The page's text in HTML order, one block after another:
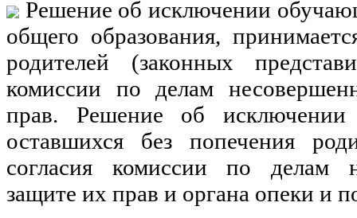
Решение об исключении
общего образования,
родителей (законных
комиссии по делам
прав. Решение об исключении
оставшихся без попечения
согласия комиссии по делам
защите их прав и органа опеки и